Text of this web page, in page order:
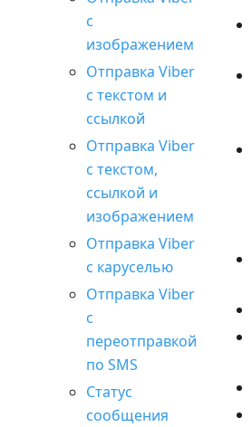
с
изображением
Отправка Viber
с текстом и
ссылкой
Отправка Viber
с текстом,
ссылкой и
изображением
Отправка Viber
с каруселью
Отправка Viber
с
переотправкой
по SMS
Статус
сообщения